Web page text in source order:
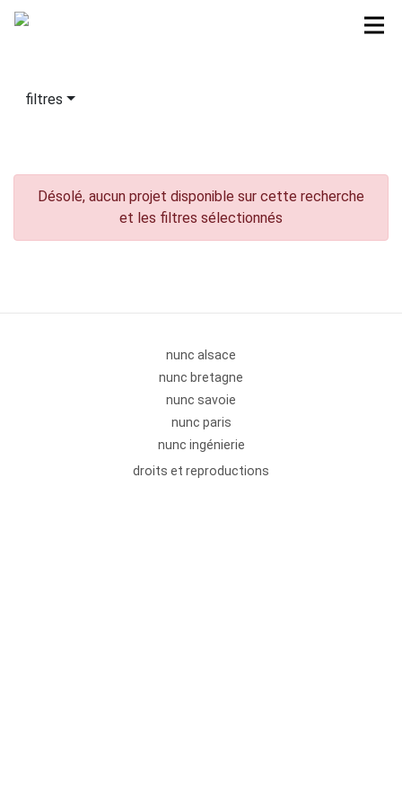
filtres
Désolé, aucun projet disponible sur cette recherche
et les filtres sélectionnés
nunc alsace
nunc bretagne
nunc savoie
nunc paris
nunc ingénierie
droits et reproductions